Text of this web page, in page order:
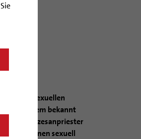
auf sexuellen
nachdem bekannt
Diözesanpriester
Personen sexuell